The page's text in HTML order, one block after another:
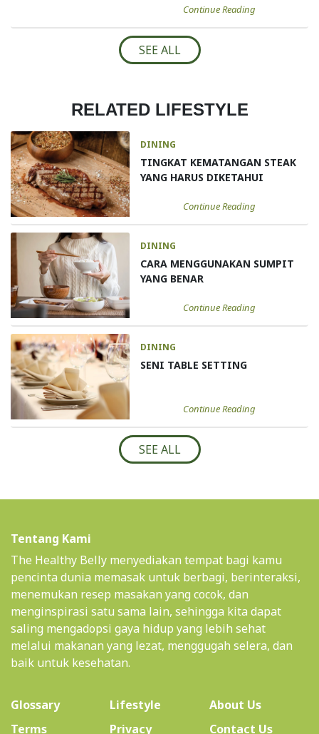
Continue Reading
SEE ALL
RELATED LIFESTYLE
DINING
TINGKAT KEMATANGAN STEAK
YANG HARUS DIKETAHUI
Continue Reading
DINING
CARA MENGGUNAKAN SUMPIT
YANG BENAR
Continue Reading
DINING
SENI TABLE SETTING
Continue Reading
SEE ALL
Tentang Kami
The Healthy Belly menyediakan tempat bagi kamu
pencinta dunia memasak untuk berbagi, berinteraksi,
menemukan resep masakan yang cocok, dan
menginspirasi satu sama lain, sehingga kita dapat
saling mengadopsi gaya hidup yang lebih sehat
melalui makanan yang lezat, menggugah selera, dan
baik untuk kesehatan.
Glossary Lifestyle About Us(current)
Terms
Privacy Contact Us